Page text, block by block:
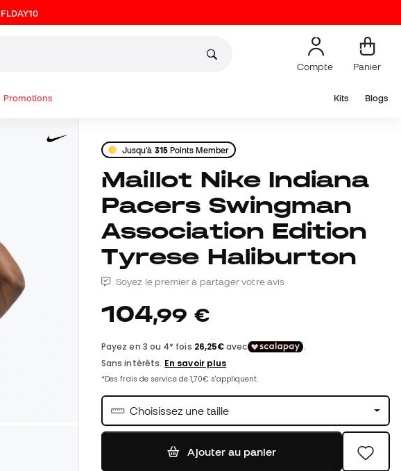
Compte Panier
Promotions Kits Blogs
Jusqu'à 315Points Member
Maillot Nike Indiana
Pacers Swingman
Association Edition
Tyrese Haliburton
Soyez le premier à partager votre avis
104,99 €
Choisissez une taille
Ajouter au panier